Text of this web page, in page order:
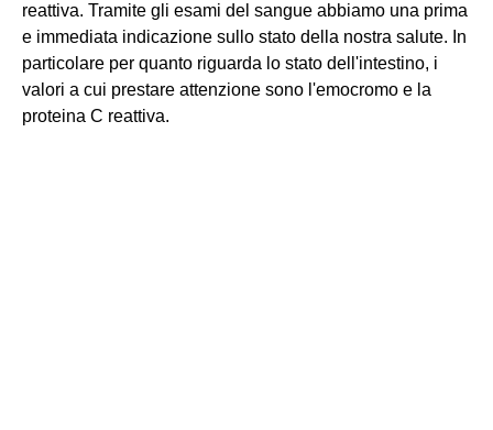
reattiva. Tramite gli esami del sangue abbiamo una prima
e immediata indicazione sullo stato della nostra salute. In
particolare per quanto riguarda lo stato dell'intestino, i
valori a cui prestare attenzione sono l'emocromo e la
proteina C reattiva.